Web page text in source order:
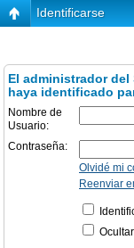
Identificarse
El administrador
haya identificado
Nombre de
Usuario:
Contraseña:
Olvidé mi
Reenviar